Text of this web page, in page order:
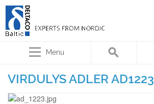
Menu
VIRDULYS ADLER AD1223